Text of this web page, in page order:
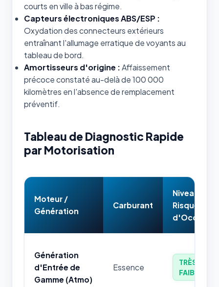
courts en ville à bas régime.
Capteurs électroniques ABS/ESP :
Oxydation des connecteurs extérieurs
entraînant l'allumage erratique de voyants au
tableau de bord.
Amortisseurs d'origine :Affaissement
précoce constaté au-delà de 100 000
kilomètres en l'absence de remplacement
préventif.
Tableau de Diagnostic Rapide
par Motorisation
Moteur /
Génération
Carburant
Niveau de
Risque
d'Occasion
Génération
d'Entrée de
Gamme (Atmo)
Essence
TRÈS
FAIBLE